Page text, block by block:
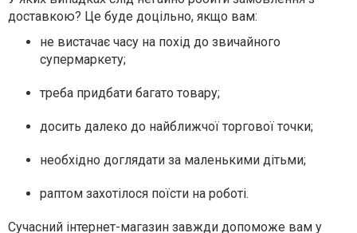
доставкою? Це буде доцільно, якщо вам:
не вистачає часу на похід до звичайного
супермаркету;
треба придбати багато товару;
досить далеко до найближчої торгової точки;
необхідно доглядати за маленькими дітьми;
раптом захотілося поїсти на роботі.
Сучасний інтернет-магазин завжди допоможе вам у